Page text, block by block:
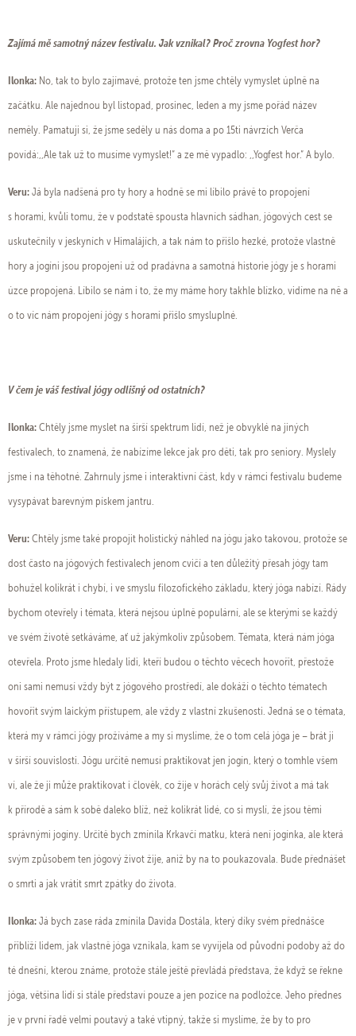
Zajímá mě samotný název festivalu. Jak vznikal? Proč zrovna Yogfest hor?
Ilonka: No, tak to bylo zajímavé, protože ten jsme chtěly vymyslet úplně na
začátku. Ale najednou byl listopad, prosinec, leden a my jsme pořád název
neměly. Pamatuji si, že jsme seděly u nás doma a po 15ti návrzích Verča
povídá:,,Ale tak už to musíme vymyslet!“ a ze mě vypadlo: ,,Yogfest hor.“ A bylo.
Veru:Já byla nadšená pro ty hory a hodně se mi líbilo právě to propojení
s horami, kvůli tomu, že v podstatě spousta hlavních sádhan, jógových cest se
uskutečnily v jeskyních v Himalájích, a tak nám to přišlo hezké, protože vlastně
hory a jogíni jsou propojeni už od pradávna a samotná historie jógy je s horami
úzce propojená. Líbilo se nám i to, že my máme hory takhle blízko, vidíme na ně a
o to víc nám propojení jógy s horami přišlo smysluplné.
V čem je váš festival jógy odlišný od ostatních?
Ilonka:Chtěly jsme myslet na širší spektrum lidí, než je obvyklé na jiných
festivalech, to znamená, že nabízíme lekce jak pro děti, tak pro seniory. Myslely
jsme i na těhotné. Zahrnuly jsme i interaktivní část, kdy v rámci festivalu budeme
vysypávat barevným pískem jantru.
Veru:Chtěly jsme také propojit holistický náhled na jógu jako takovou, protože se
dost často na jógových festivalech jenom cvičí a ten důležitý přesah jógy tam
bohužel kolikrát i chybí, i ve smyslu filozofického základu, který jóga nabízí. Rády
bychom otevřely i témata, která nejsou úplně populární, ale se kterými se každý
ve svém životě setkáváme, ať už jakýmkoliv způsobem. Témata, která nám jóga
otevřela. Proto jsme hledaly lidi, kteří budou o těchto věcech hovořit, přestože
oni sami nemusí vždy být z jógového prostředí, ale dokáží o těchto tématech
hovořit svým laickým přístupem, ale vždy z vlastní zkušenosti. Jedná se o témata,
která my v rámci jógy prožíváme a my si myslíme, že o tom celá jóga je – brát ji
v širší souvislosti. Jógu určitě nemusí praktikovat jen jogín, který o tomhle všem
ví, ale že ji může praktikovat i člověk, co žije v horách celý svůj život a má tak
k přírodě a sám k sobě daleko blíž, než kolikrát lidé, co si myslí, že jsou těmi
správnými jogíny. Určitě bych zmínila Krkavčí matku, která není jogínka, ale která
svým způsobem ten jógový život žije, aniž by na to poukazovala. Bude přednášet
o smrti a jak vrátit smrt zpátky do života.
Ilonka:Já bych zase ráda zmínila Davida Dostála, který díky svém přednášce
přiblíží lidem, jak vlastně jóga vznikala, kam se vyvíjela od původní podoby až do
té dnešní, kterou známe, protože stále ještě převládá představa, že když se řekne
jóga, většina lidí si stále představí pouze a jen pozice na podložce. Jeho přednes
je v první řadě velmi poutavý a také vtipný, takže si myslíme, že by to pro